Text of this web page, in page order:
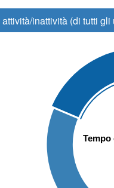
inattività (di tutti gli